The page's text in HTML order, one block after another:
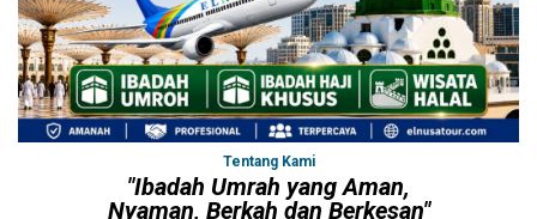
Tentang Kami
"Ibadah Umrah yang Aman,
Nyaman, Berkah dan Berkesan"